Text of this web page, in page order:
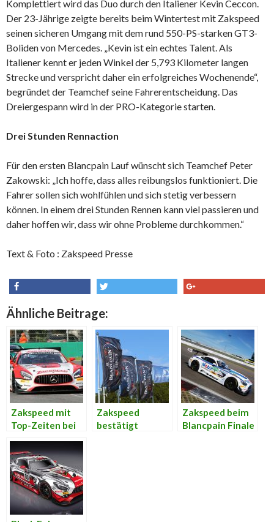
Komplettiert wird das Duo durch den Italiener Kevin Ceccon.
Der 23-Jährige zeigte bereits beim Wintertest mit Zakspeed
seinen sicheren Umgang mit dem rund 550-PS-starken GT3-
Boliden von Mercedes. „Kevin ist ein echtes Talent. Als
Italiener kennt er jeden Winkel der 5,793 Kilometer langen
Strecke und verspricht daher ein erfolgreiches Wochenende“,
begründet der Teamchef seine Fahrerentscheidung. Das
Dreiergespann wird in der PRO-Kategorie starten.
Drei Stunden Rennaction
Für den ersten Blancpain Lauf wünscht sich Teamchef Peter
Zakowski: „Ich hoffe, dass alles reibungslos funktioniert. Die
Fahrer sollen sich wohlfühlen und sich stetig verbessern
können. In einem drei Stunden Rennen kann viel passieren und
daher hoffen wir, dass wir ohne Probleme durchkommen.“
Text & Foto : Zakspeed Presse
share
Ähnliche Beitrage:
Zakspeed mit
Top-Zeiten bei
Monza vorne
dabei
Zakspeed
bestätigt
Zakspeed beim
Blancpain Finale